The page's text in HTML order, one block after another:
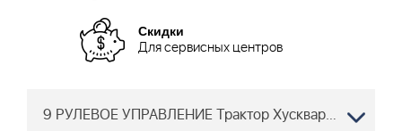
Скидки
Для сервисных центров
9 РУЛЕВОЕ УПРАВЛЕНИЕ Трактор Хускварна CT 154 96051002501, 2012-08